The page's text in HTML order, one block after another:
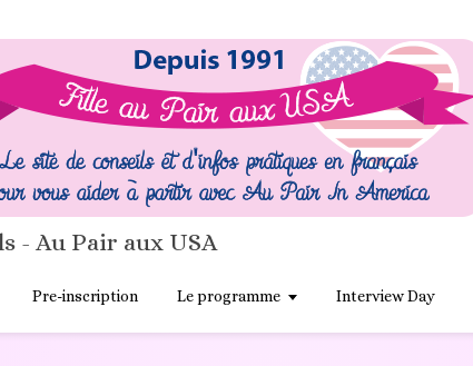
- Au Pair aux USA
Pre-inscription Le programme Interview Day